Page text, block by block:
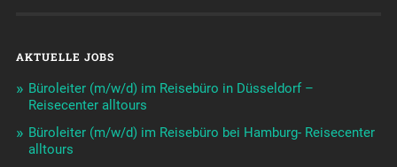
AKTUELLE JOBS
Büroleiter (m/w/d) im Reisebüro in Düsseldorf –
Reisecenter alltours
Büroleiter (m/w/d) im Reisebüro bei Hamburg- Reisecenter
alltours